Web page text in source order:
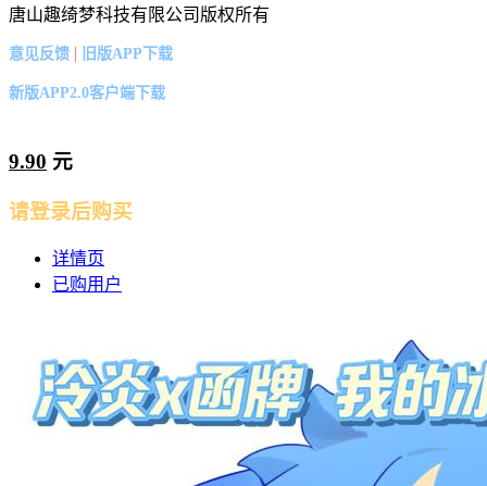
唐山趣绮梦科技有限公司版权所有
意见反馈 | 旧版APP下载
新版APP2.0客户端下载
9.90 元
请登录后购买
详情页
已购用户